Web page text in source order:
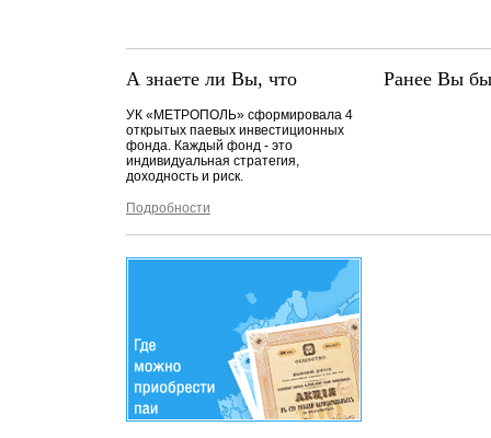
А знаете ли Вы, что
УК «МЕТРОПОЛЬ» сформировала 4
открытых паевых инвестиционных
фонда. Каждый фонд - это
индивидуальная стратегия,
доходность и риск.
Подробности
Ранее Вы